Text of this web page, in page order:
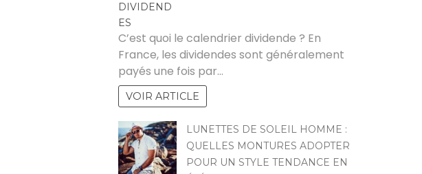
C’est quoi le calendrier dividende ? En
France, les dividendes sont généralement
payés une fois par…
VOIR ARTICLE
LUNETTES DE SOLEIL HOMME :
QUELLES MONTURES ADOPTER
POUR UN STYLE TENDANCE EN